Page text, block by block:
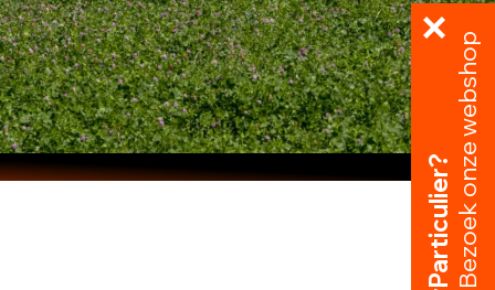
Particulier?Bezoek onze webshop